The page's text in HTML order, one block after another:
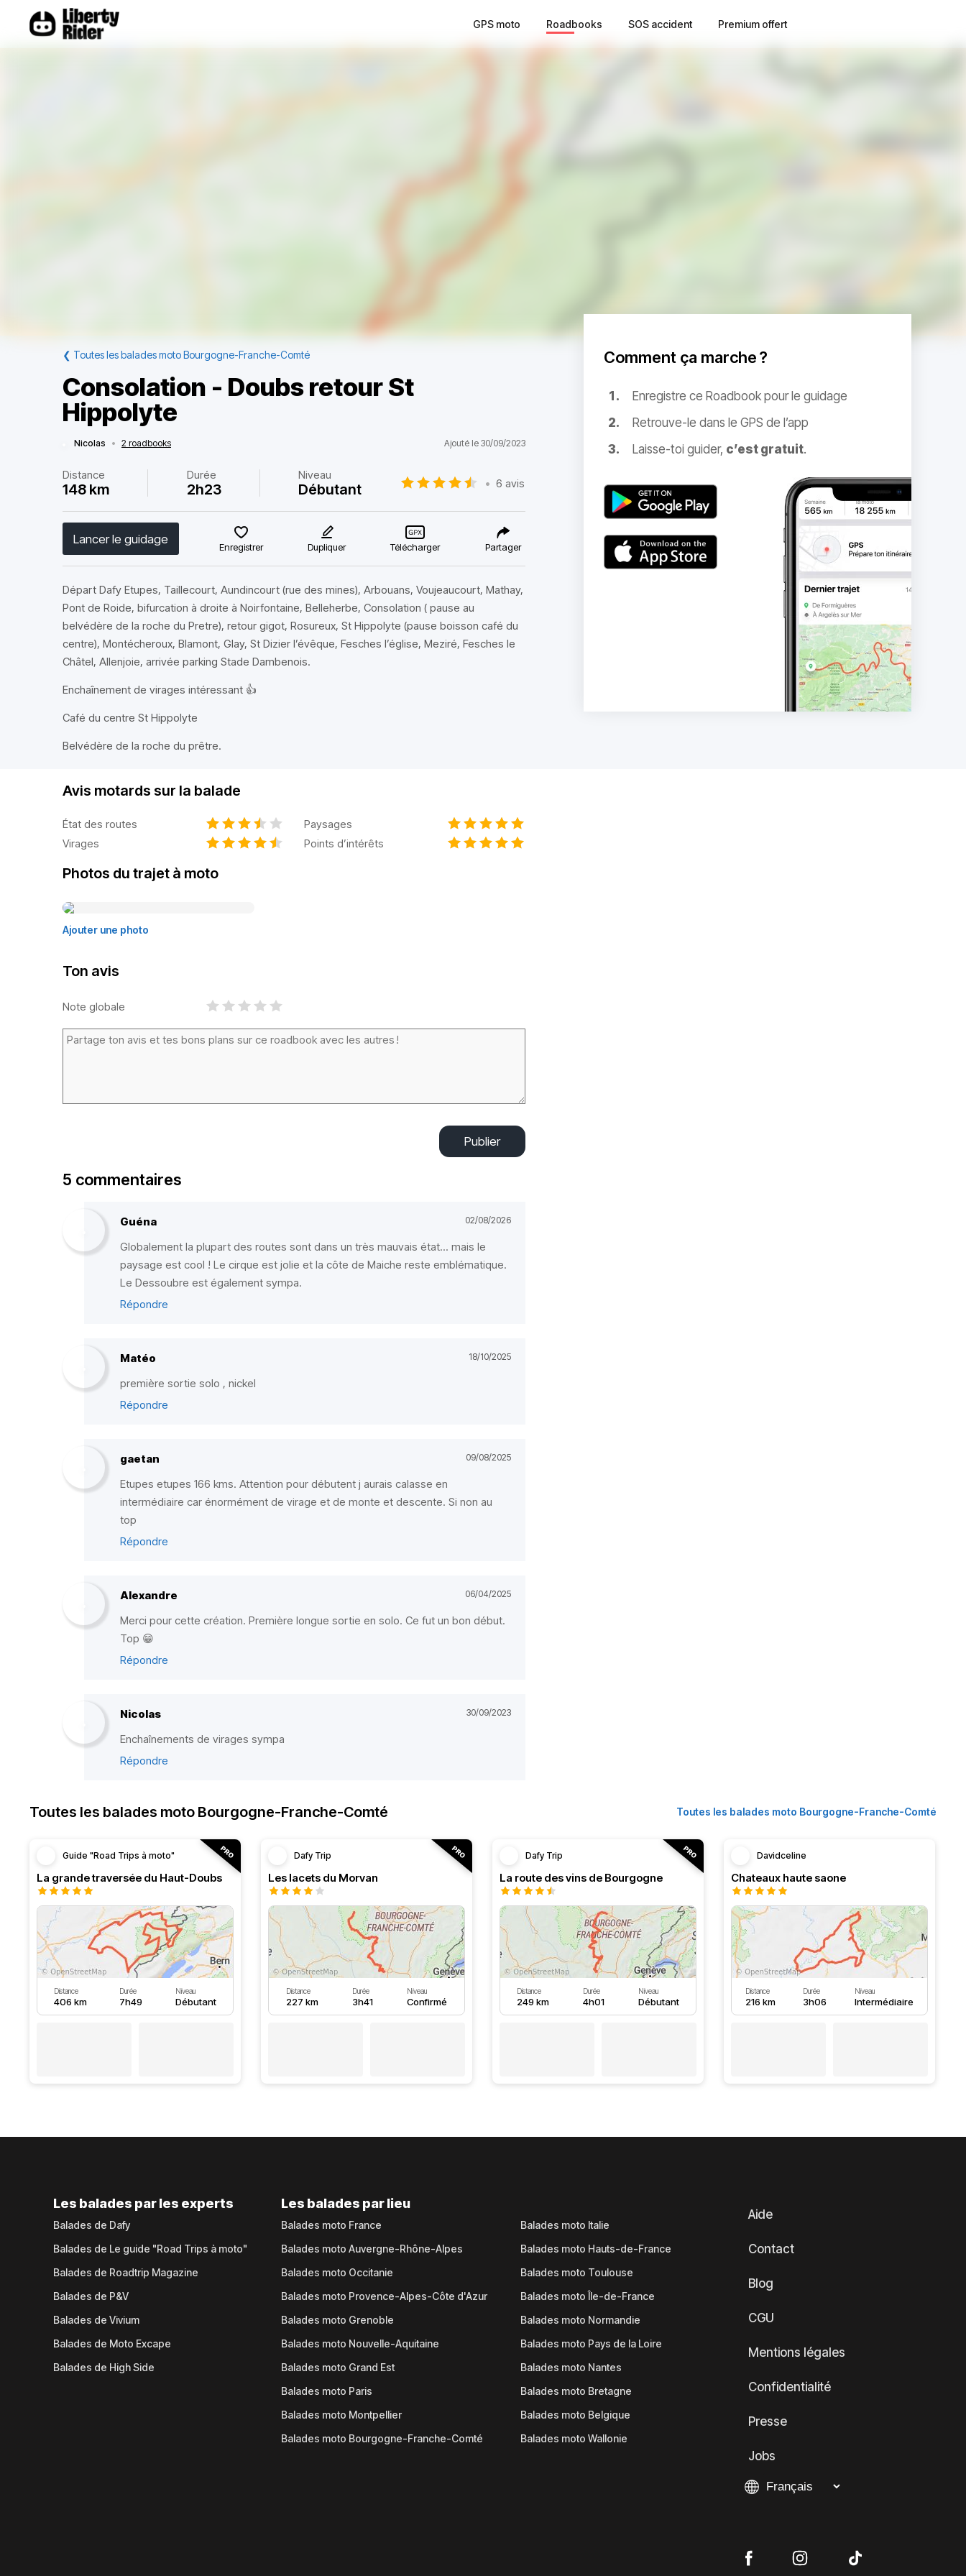
GPS moto Roadbooks SOS accident Premium offert
❮ Toutes les balades moto Bourgogne-Franche-Comté
Consolation - Doubs retour St
Hippolyte
Nicolas • 2 roadbooks Ajouté le 30/09/2023
Distance
148 km
Durée
2h23
Niveau
Débutant • 6 avis
Lancer le guidage
Enregistrer Dupliquer Télécharger Partager
Départ Dafy Etupes, Taillecourt, Aundincourt (rue des mines), Arbouans, Voujeaucourt, Mathay,
Pont de Roide, bifurcation à droite à Noirfontaine, Belleherbe, Consolation ( pause au
belvédère de la roche du Pretre), retour gigot, Rosureux, St Hippolyte (pause boisson café du
centre), Montécheroux, Blamont, Glay, St Dizier l’évêque, Fesches l’église, Meziré, Fesches le
Châtel, Allenjoie, arrivée parking Stade Dambenois.
Enchaînement de virages intéressant 👍
Café du centre St Hippolyte
Belvédère de la roche du prêtre.
Comment ça marche ?
Enregistre ce Roadbook pour le guidage
Retrouve-le dans le GPS de l’app
Laisse-toi guider, c’est gratuit.
Avis motards sur la balade
État des routes
Paysages
Virages
Points d’intérêts
Photos du trajet à moto
Ajouter une photo
Ton avis
Note globale
Publier
5 commentaires
Guéna 02/08/2026
Globalement la plupart des routes sont dans un très mauvais état... mais le
paysage est cool ! Le cirque est jolie et la côte de Maiche reste emblématique.
Le Dessoubre est également sympa.
Répondre
Matéo 18/10/2025
première sortie solo , nickel
Répondre
gaetan 09/08/2025
Etupes etupes 166 kms. Attention pour débutent j aurais calasse en
intermédiaire car énormément de virage et de monte et descente. Si non au
top
Répondre
Alexandre 06/04/2025
Merci pour cette création. Première longue sortie en solo. Ce fut un bon début.
Top 😁
Répondre
Nicolas 30/09/2023
Enchaînements de virages sympa
Répondre
Toutes les balades moto Bourgogne-Franche-Comté Toutes les balades moto Bourgogne-Franche-Comté
Guide "Road Trips à moto"
La grande traversée du Haut-Doubs
Distance
406 km
Durée
7h49
Niveau
Débutant
Dafy Trip
Les lacets du Morvan
Distance
227 km
Durée
3h41
Niveau
Confirmé
Dafy Trip
La route des vins de Bourgogne
Distance
249 km
Durée
4h01
Niveau
Débutant
Davidceline
Chateaux haute saone
Distance
216 km
Durée
3h06
Niveau
Intermédiaire
Les balades par les experts
Balades de Dafy
Balades de Le guide "Road Trips à moto"
Balades de Roadtrip Magazine
Balades de P&V
Balades de Vivium
Balades de Moto Excape
Balades de High Side
Les balades par lieu
Balades moto France
Balades moto Auvergne-Rhône-Alpes
Balades moto Occitanie
Balades moto Provence-Alpes-Côte d'Azur
Balades moto Grenoble
Balades moto Nouvelle-Aquitaine
Balades moto Grand Est
Balades moto Paris
Balades moto Montpellier
Balades moto Bourgogne-Franche-Comté
Balades moto Italie
Balades moto Hauts-de-France
Balades moto Toulouse
Balades moto Île-de-France
Balades moto Normandie
Balades moto Pays de la Loire
Balades moto Nantes
Balades moto Bretagne
Balades moto Belgique
Balades moto Wallonie
Aide
Contact
Blog
CGU
Mentions légales
Confidentialité
Presse
Jobs